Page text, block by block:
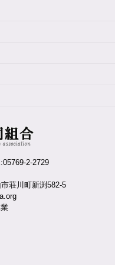
2-2729
荘川町新渕582-5